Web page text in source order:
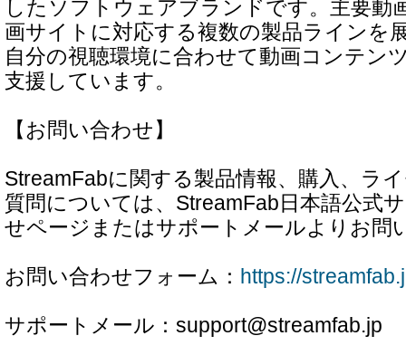
したソフトウェアブランドです。主要動
画サイトに対応する複数の製品ラインを
自分の視聴環境に合わせて動画コンテン
支援しています。
【お問い合わせ】
StreamFabに関する製品情報、購入、ラ
質問については、StreamFab日本語公式
せページまたはサポートメールよりお問
お問い合わせフォーム： https://
サポートメール：support@streamfab.jp